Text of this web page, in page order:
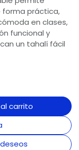
práctica,
en clases,
funcional y
un tahalí fácil
carrito